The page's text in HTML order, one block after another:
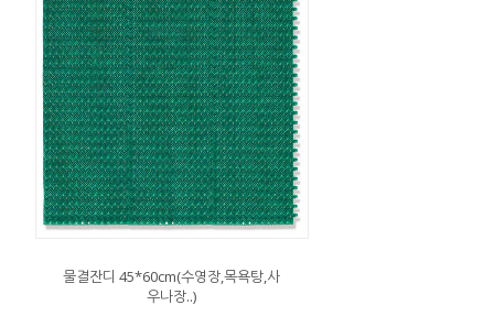
물결잔디 45*60cm(수영장,목욕탕,사
우나장..)